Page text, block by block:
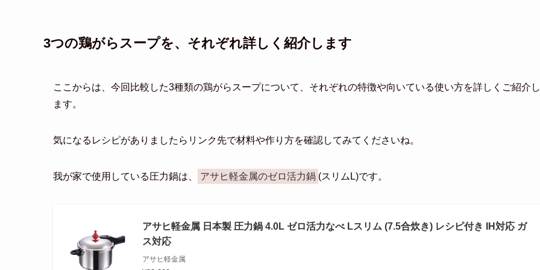
3つの鶏がらスープを、それぞれ詳しく紹介します
ここからは、今回比較した3種類の鶏がらスープについて、それぞれの特徴や向いている使い方を詳しくご紹介し
ます。
気になるレシピがありましたらリンク先で材料や作り方を確認してみてくださいね。
我が家で使用している圧力鍋は、 アサヒ軽金属のゼロ活力鍋 (スリムL)です。
アサヒ軽金属 日本製 圧力鍋 4.0L ゼロ活力なべ Lスリム (7.5合炊き) レシピ付き IH対応 ガ
ス対応
アサヒ軽金属